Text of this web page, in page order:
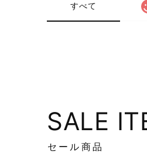
すべて
SALE
セール商品